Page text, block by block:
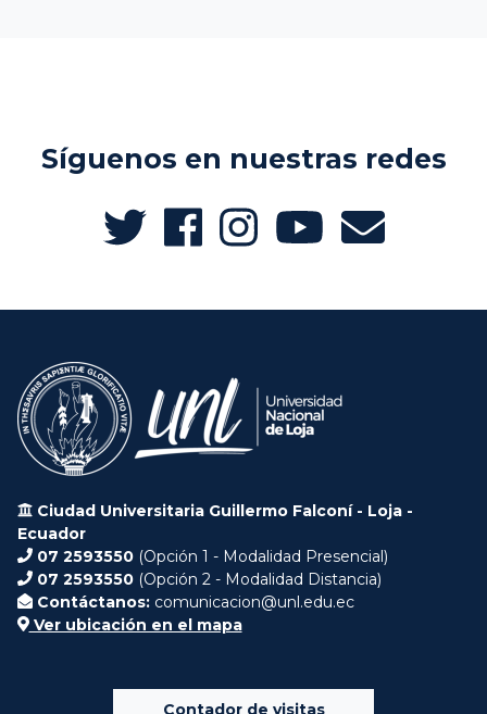
Síguenos en nuestras redes
Ciudad Universitaria Guillermo Falconí - Loja -
Ecuador
07 2593550 (Opción 1 - Modalidad Presencial)
07 2593550 (Opción 2 - Modalidad Distancia)
Contáctanos: comunicacion@unl.edu.ec
Ver ubicación en el mapa
Contador de visitas